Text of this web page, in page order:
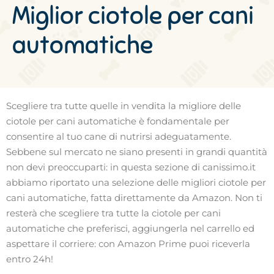
Miglior ciotole per cani
automatiche
Scegliere tra tutte quelle in vendita la migliore delle
ciotole per cani automatiche è fondamentale per
consentire al tuo cane di nutrirsi adeguatamente.
Sebbene sul mercato ne siano presenti in grandi quantità
non devi preoccuparti: in questa sezione di canissimo.it
abbiamo riportato una selezione delle migliori ciotole per
cani automatiche, fatta direttamente da Amazon. Non ti
resterà che scegliere tra tutte la ciotole per cani
automatiche che preferisci, aggiungerla nel carrello ed
aspettare il corriere: con Amazon Prime puoi riceverla
entro 24h!